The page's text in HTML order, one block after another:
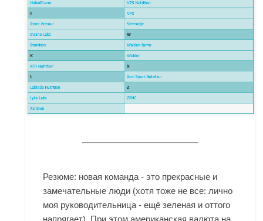
Резюме: новая команда - это прекрасные и
замечательные люди (хотя тоже не все: лично
моя руководительница - ещё зеленая и оттого
напрягает). При этом американская валюта на